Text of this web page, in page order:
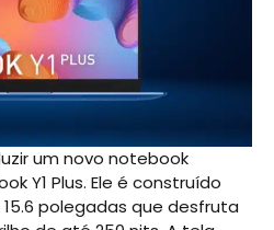
um novo notebook
Y1 Plus. Ele é construído
polegadas que desfruta